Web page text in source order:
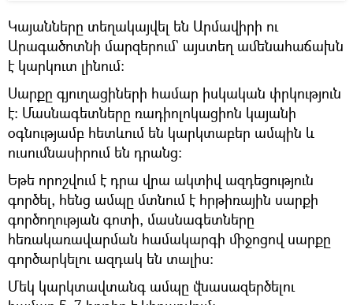
Կայանները տեղակայվել են Արմավիրի ու
Արագածոտնի մարզերում` այստեղ ամենահաճախն
է կարկուտ լինում։
Սարքը գյուղացիների համար իսկական փրկություն
է։ Մասնագետները ռադիոլոկացիոն կայանի
օգնությամբ հետևում են կարկտաբեր ամպին և
ուսումնասիրում են դրանց։
Եթե որոշվում է դրա վրա ակտիվ ազդեցություն
գործել, հենց ամպը մտնում է հրթիռային սարքի
գործողության գոտի, մասնագետները
հեռակառավարման համակարգի միջոցով սարքը
գործարկելու ազդակ են տալիս։
Մեկ կարկտավտանգ ամպը վնասազերծելու